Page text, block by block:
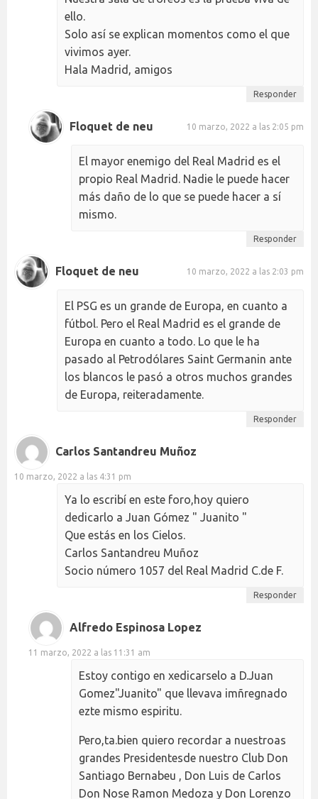
ello.
Solo así se explican momentos como el que
vivimos ayer.
Hala Madrid, amigos
Responder
Floquet de neu 10 marzo, 2022 a las 2:05 pm
El mayor enemigo del Real Madrid es el
propio Real Madrid. Nadie le puede hacer
más daño de lo que se puede hacer a sí
mismo.
Responder
Floquet de neu 10 marzo, 2022 a las 2:03 pm
El PSG es un grande de Europa, en cuanto a
fútbol. Pero el Real Madrid es el grande de
Europa en cuanto a todo. Lo que le ha
pasado al Petrodólares Saint Germanin ante
los blancos le pasó a otros muchos grandes
de Europa, reiteradamente.
Responder
Carlos Santandreu Muñoz
10 marzo, 2022 a las 4:31 pm
Ya lo escribí en este foro,hoy quiero
dedicarlo a Juan Gómez " Juanito "
Que estás en los Cielos.
Carlos Santandreu Muñoz
Socio número 1057 del Real Madrid C.de F.
Responder
Alfredo Espinosa Lopez
11 marzo, 2022 a las 11:31 am
Estoy contigo en xedicarselo a D.Juan
Gomez"Juanito" que llevava imñregnado
ezte mismo espiritu.
Pero,ta.bien quiero recordar a nuestroas
grandes Presidentesde nuestro Club Don
Santiago Bernabeu , Don Luis de Carlos
Don Nose Ramon Medoza y Don Lorenzo